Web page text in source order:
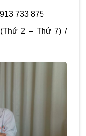
733 875
(Thứ 2 – Thứ 7) /